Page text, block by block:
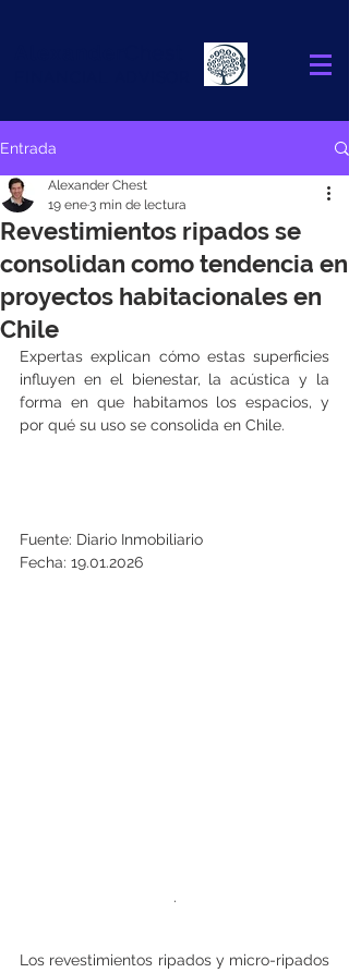
Entrada
Revestimientos ripados se
consolidan como tendencia en
proyectos habitacionales en
Chile
Alexander Chest
19 ene3 min de lectura
Expertas explican cómo estas superficies
influyen en el bienestar, la acústica y la
forma en que habitamos los espacios, y
por qué su uso se consolida en Chile.
Fuente: Diario Inmobiliario
Fecha: 19.01.2026
.
Los revestimientos ripados y micro-ripados